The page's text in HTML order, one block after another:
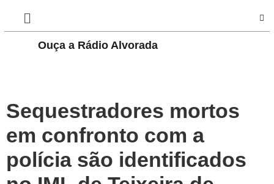
Ouça a Rádio Alvorada
Sequestradores mortos
em confronto com a
polícia são identificados